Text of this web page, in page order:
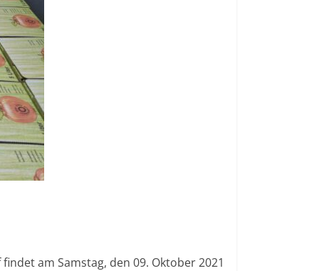
am Samstag, den 09. Oktober 2021